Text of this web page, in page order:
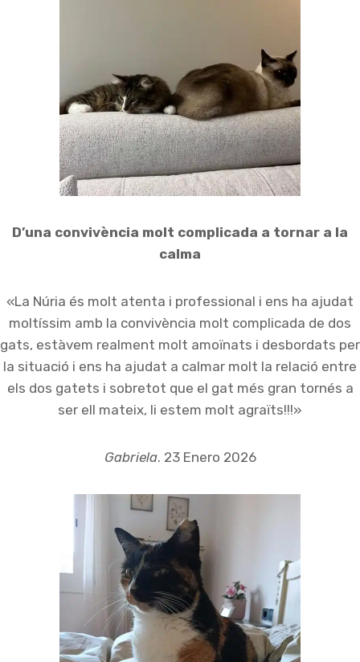
D’una convivència molt complicada a tornar a la
calma
«La Núria és molt atenta i professional i ens ha ajudat
moltíssim amb la convivència molt complicada de dos
gats, estàvem realment molt amoïnats i desbordats per
la situació i ens ha ajudat a calmar molt la relació entre
els dos gatets i sobretot que el gat més gran tornés a
ser ell mateix, li estem molt agraïts!!!»
Gabriela. 23 Enero 2026